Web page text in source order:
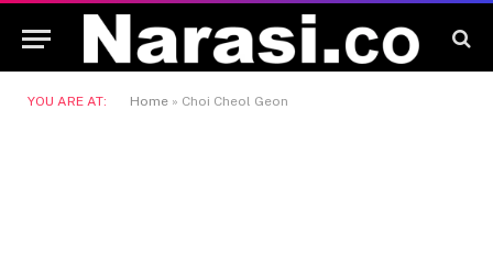
YOU ARE AT: Home » Choi Cheol Geon